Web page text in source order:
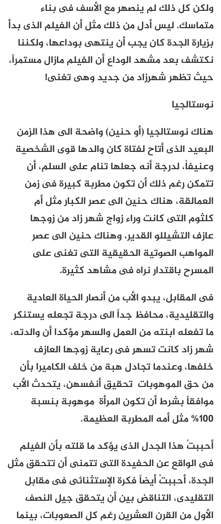
ولكن كل ذلك لم ينصهر مع الأسف فى بناء
متماسك. ليس أدل من ذلك مثل أن الفيلم الذى بدأ
بزيارة الجدة كان يجب أن ينتهى بوداعها، ولكننا
نكتشف بعد مشهد الوداع أن الفيلم مازال مستمراً،
حيث تظهر شهرزاد من جديد وهى تغنى!
نوستالجيا
هناك نوستالجيا (أو حنين) واضحة الى هذا الزمن
البعيد الذى أتاح لفتاة كان والدها قوى الشخصية
وعنيفاُ، لدرجة أنه جعلها تنام على السلم، أن
تتمكن رغم ذلك أن تكون مطربة كبيرة فى زمن
العمالقة، هناك حنين الى عصر الكبار مثل أم
كلثوم التى كانت وراء زواج شهر زاد من زوجها
عازف التشيللو القدير، وهناك حنين الى عصر
المواهب الصوتية الحقيقية التى تغنى على
المسرح باقتدار نراه فى مشاهد كثيرة.
فى المقابل، يبدو الأب من أنصار الحياة العادية
والتقليدية، محافظ جداً الى درجة تجعله يستنكر
ما تفعله ابنته من العمل والسهر مؤكدا أن والدته،
شهر زاد كانت تسهر فى رعاية زوجها العازف
خلفها، وعندما تجادل هبة من خلف الكاميرا بأن
من حق الموهوبات تحقيق أنفسهن، يتحدث الأب
موافقاً بشرط أن تكون المرأة موهوبة بنسبة
100% مثل أمه المطربة العظيمة.
أحببتُ هذا الجدل الذى يؤكد ما قلته بأن الفيلم
فى الواقع عن الحفيدة التى تتمنى أن تتحقق مثل
الجدة، أحببتُ أيضاً فكرة الإستثنائى فى مقابل
التقليدى، التناقض بين أن يتحقق جيل النصف
الأول من القرن العشرين رغم كل الصعوبات، بينما